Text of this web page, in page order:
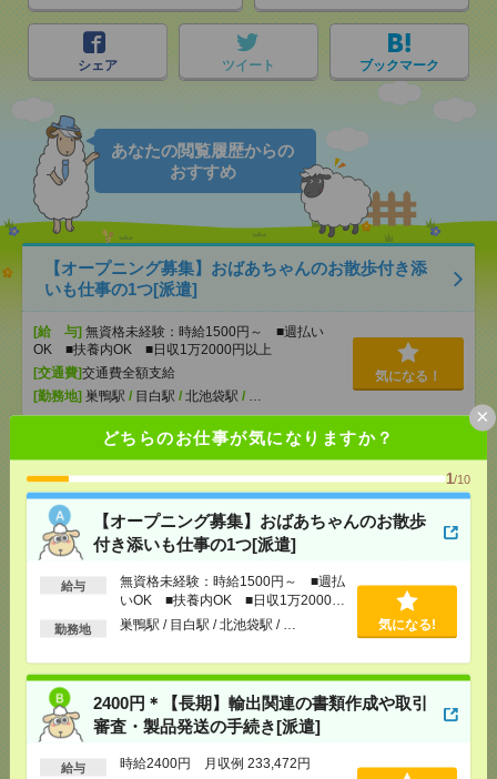
どちらのお仕事が気になりますか？
1/10
【オープニング募集】おばあちゃんのお散歩
付き添いも仕事の1つ[派遣]
給与
無資格未経験：時給1500円～ ■週払
いOK ■扶養内OK ■日収1万2000円
以上
勤務地 巣鴨駅 / 目白駅 / 北池袋駅 / … 気になる!
2400円＊【長期】輸出関連の書類作成や取引
審査・製品発送の手続き[派遣]
給与 時給2400円 月収例 233,472円
×
シェア ツイート ブックマーク
あなたの閲覧履歴からの
おすすめ
【オープニング募集】おばあちゃんのお散歩付き添
いも仕事の1つ[派遣]
[給 与] 無資格未経験：時給1500円～ ■週払い
OK ■扶養内OK ■日収1万2000円以上
[交通費]交通費全額支給
[勤務地] 巣鴨駅 / 目白駅 / 北池袋駅 / …
気になる！
2400円＊【長期】輸出関連の書類作成や取引審査・
製品発送の手続き[派遣]
[給 与]
時給2400円 月収例 233,472円
[交通費]
全額支給
[月収例]20～25万円
[勤務地]三鷹駅から徒歩9分
《完全在宅×時短日短OK》Wワーク可〇Web広告運
用サポート[派遣]
[給 与]
時給2100～2200円＋交
[交通費]
交通費支給(規定有り)
から徒歩4分